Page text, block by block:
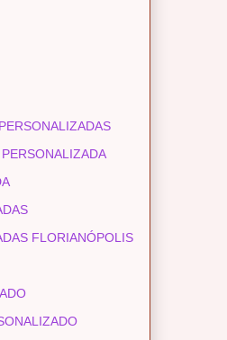
FLORIANÓPOLIS